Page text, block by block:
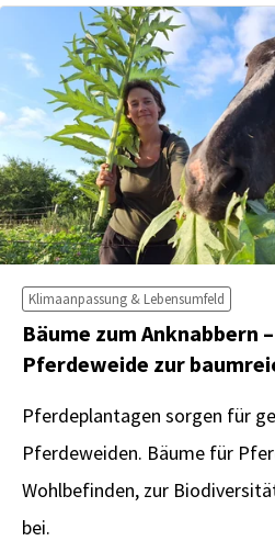
Klimaanpassung & Lebensumfeld
Bäume zum Anknabbern
Pferdeweide zur
Pferdeplantagen sorgen für
Pferdeweiden. Bäume für
Wohlbefinden, zur
bei.